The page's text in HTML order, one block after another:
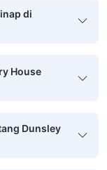
di
House
Dunsley